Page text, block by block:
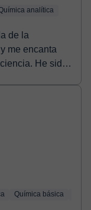
analítica
de la
me encanta
He sido
Química básica